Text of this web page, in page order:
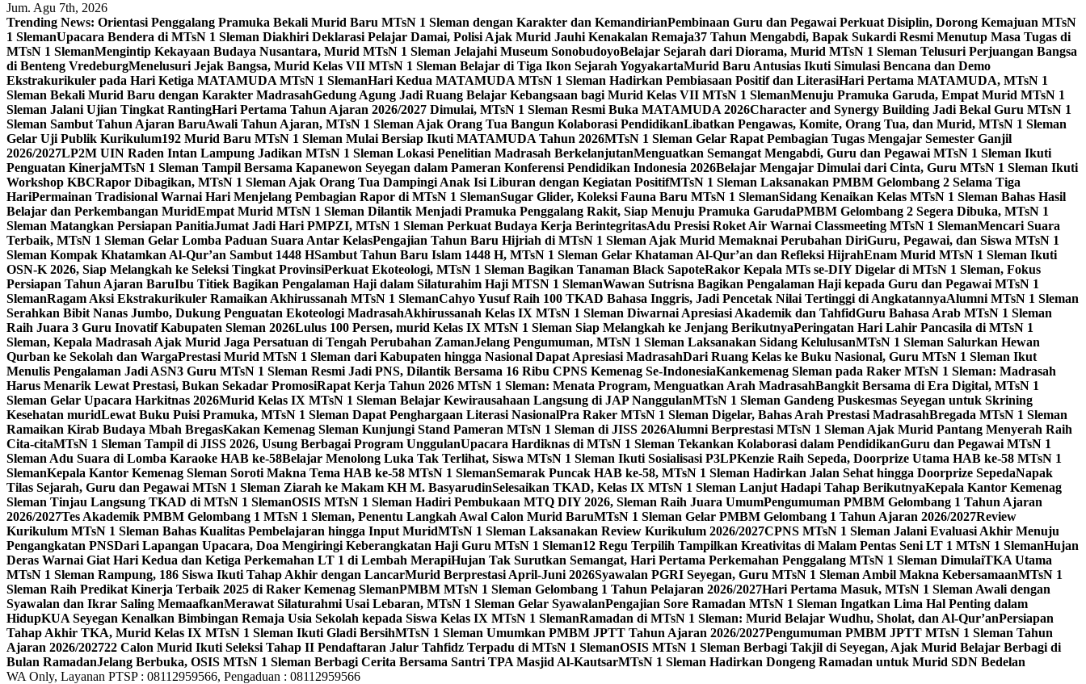
Jum. Agu 7th, 2026
Trending News: Orientasi Penggalang Pramuka Bekali Murid Baru MTsN 1 Sleman dengan Karakter dan KemandirianPembinaan Guru dan Pegawai Perkuat Disiplin, Dorong Kemajuan MTsN
1 SlemanUpacara Bendera di MTsN 1 Sleman Diakhiri Deklarasi Pelajar Damai, Polisi Ajak Murid Jauhi Kenakalan Remaja37 Tahun Mengabdi, Bapak Sukardi Resmi Menutup Masa Tugas di
MTsN 1 SlemanMengintip Kekayaan Budaya Nusantara, Murid MTsN 1 Sleman Jelajahi Museum SonobudoyoBelajar Sejarah dari Diorama, Murid MTsN 1 Sleman Telusuri Perjuangan Bangsa
di Benteng VredeburgMenelusuri Jejak Bangsa, Murid Kelas VII MTsN 1 Sleman Belajar di Tiga Ikon Sejarah YogyakartaMurid Baru Antusias Ikuti Simulasi Bencana dan Demo
Ekstrakurikuler pada Hari Ketiga MATAMUDA MTsN 1 SlemanHari Kedua MATAMUDA MTsN 1 Sleman Hadirkan Pembiasaan Positif dan LiterasiHari Pertama MATAMUDA, MTsN 1
Sleman Bekali Murid Baru dengan Karakter MadrasahGedung Agung Jadi Ruang Belajar Kebangsaan bagi Murid Kelas VII MTsN 1 SlemanMenuju Pramuka Garuda, Empat Murid MTsN 1
Sleman Jalani Ujian Tingkat RantingHari Pertama Tahun Ajaran 2026/2027 Dimulai, MTsN 1 Sleman Resmi Buka MATAMUDA 2026Character and Synergy Building Jadi Bekal Guru MTsN 1
Sleman Sambut Tahun Ajaran BaruAwali Tahun Ajaran, MTsN 1 Sleman Ajak Orang Tua Bangun Kolaborasi PendidikanLibatkan Pengawas, Komite, Orang Tua, dan Murid, MTsN 1 Sleman
Gelar Uji Publik Kurikulum192 Murid Baru MTsN 1 Sleman Mulai Bersiap Ikuti MATAMUDA Tahun 2026MTsN 1 Sleman Gelar Rapat Pembagian Tugas Mengajar Semester Ganjil
2026/2027LP2M UIN Raden Intan Lampung Jadikan MTsN 1 Sleman Lokasi Penelitian Madrasah BerkelanjutanMenguatkan Semangat Mengabdi, Guru dan Pegawai MTsN 1 Sleman Ikuti
Penguatan KinerjaMTsN 1 Sleman Tampil Bersama Kapanewon Seyegan dalam Pameran Konferensi Pendidikan Indonesia 2026Belajar Mengajar Dimulai dari Cinta, Guru MTsN 1 Sleman Ikuti
Workshop KBCRapor Dibagikan, MTsN 1 Sleman Ajak Orang Tua Dampingi Anak Isi Liburan dengan Kegiatan PositifMTsN 1 Sleman Laksanakan PMBM Gelombang 2 Selama Tiga
HariPermainan Tradisional Warnai Hari Menjelang Pembagian Rapor di MTsN 1 SlemanSugar Glider, Koleksi Fauna Baru MTsN 1 SlemanSidang Kenaikan Kelas MTsN 1 Sleman Bahas Hasil
Belajar dan Perkembangan MuridEmpat Murid MTsN 1 Sleman Dilantik Menjadi Pramuka Penggalang Rakit, Siap Menuju Pramuka GarudaPMBM Gelombang 2 Segera Dibuka, MTsN 1
Sleman Matangkan Persiapan PanitiaJumat Jadi Hari PMPZI, MTsN 1 Sleman Perkuat Budaya Kerja BerintegritasAdu Presisi Roket Air Warnai Classmeeting MTsN 1 SlemanMencari Suara
Terbaik, MTsN 1 Sleman Gelar Lomba Paduan Suara Antar KelasPengajian Tahun Baru Hijriah di MTsN 1 Sleman Ajak Murid Memaknai Perubahan DiriGuru, Pegawai, dan Siswa MTsN 1
Sleman Kompak Khatamkan Al-Qur’an Sambut 1448 HSambut Tahun Baru Islam 1448 H, MTsN 1 Sleman Gelar Khataman Al-Qur’an dan Refleksi HijrahEnam Murid MTsN 1 Sleman Ikuti
OSN-K 2026, Siap Melangkah ke Seleksi Tingkat ProvinsiPerkuat Ekoteologi, MTsN 1 Sleman Bagikan Tanaman Black SapoteRakor Kepala MTs se-DIY Digelar di MTsN 1 Sleman, Fokus
Persiapan Tahun Ajaran BaruIbu Titiek Bagikan Pengalaman Haji dalam Silaturahim Haji MTSN 1 SlemanWawan Sutrisna Bagikan Pengalaman Haji kepada Guru dan Pegawai MTsN 1
SlemanRagam Aksi Ekstrakurikuler Ramaikan Akhirussanah MTsN 1 SlemanCahyo Yusuf Raih 100 TKAD Bahasa Inggris, Jadi Pencetak Nilai Tertinggi di AngkatannyaAlumni MTsN 1 Sleman
Serahkan Bibit Nanas Jumbo, Dukung Penguatan Ekoteologi MadrasahAkhirussanah Kelas IX MTsN 1 Sleman Diwarnai Apresiasi Akademik dan TahfidGuru Bahasa Arab MTsN 1 Sleman
Raih Juara 3 Guru Inovatif Kabupaten Sleman 2026Lulus 100 Persen, murid Kelas IX MTsN 1 Sleman Siap Melangkah ke Jenjang BerikutnyaPeringatan Hari Lahir Pancasila di MTsN 1
Sleman, Kepala Madrasah Ajak Murid Jaga Persatuan di Tengah Perubahan ZamanJelang Pengumuman, MTsN 1 Sleman Laksanakan Sidang KelulusanMTsN 1 Sleman Salurkan Hewan
Qurban ke Sekolah dan WargaPrestasi Murid MTsN 1 Sleman dari Kabupaten hingga Nasional Dapat Apresiasi MadrasahDari Ruang Kelas ke Buku Nasional, Guru MTsN 1 Sleman Ikut
Menulis Pengalaman Jadi ASN3 Guru MTsN 1 Sleman Resmi Jadi PNS, Dilantik Bersama 16 Ribu CPNS Kemenag Se-IndonesiaKankemenag Sleman pada Raker MTsN 1 Sleman: Madrasah
Harus Menarik Lewat Prestasi, Bukan Sekadar PromosiRapat Kerja Tahun 2026 MTsN 1 Sleman: Menata Program, Menguatkan Arah MadrasahBangkit Bersama di Era Digital, MTsN 1
Sleman Gelar Upacara Harkitnas 2026Murid Kelas IX MTsN 1 Sleman Belajar Kewirausahaan Langsung di JAP NanggulanMTsN 1 Sleman Gandeng Puskesmas Seyegan untuk Skrining
Kesehatan muridLewat Buku Puisi Pramuka, MTsN 1 Sleman Dapat Penghargaan Literasi NasionalPra Raker MTsN 1 Sleman Digelar, Bahas Arah Prestasi MadrasahBregada MTsN 1 Sleman
Ramaikan Kirab Budaya Mbah BregasKakan Kemenag Sleman Kunjungi Stand Pameran MTsN 1 Sleman di JISS 2026Alumni Berprestasi MTsN 1 Sleman Ajak Murid Pantang Menyerah Raih
Cita-citaMTsN 1 Sleman Tampil di JISS 2026, Usung Berbagai Program UnggulanUpacara Hardiknas di MTsN 1 Sleman Tekankan Kolaborasi dalam PendidikanGuru dan Pegawai MTsN 1
Sleman Adu Suara di Lomba Karaoke HAB ke-58Belajar Menolong Luka Tak Terlihat, Siswa MTsN 1 Sleman Ikuti Sosialisasi P3LPKenzie Raih Sepeda, Doorprize Utama HAB ke-58 MTsN 1
SlemanKepala Kantor Kemenag Sleman Soroti Makna Tema HAB ke-58 MTsN 1 SlemanSemarak Puncak HAB ke-58, MTsN 1 Sleman Hadirkan Jalan Sehat hingga Doorprize SepedaNapak
Tilas Sejarah, Guru dan Pegawai MTsN 1 Sleman Ziarah ke Makam KH M. BasyarudinSelesaikan TKAD, Kelas IX MTsN 1 Sleman Lanjut Hadapi Tahap BerikutnyaKepala Kantor Kemenag
Sleman Tinjau Langsung TKAD di MTsN 1 SlemanOSIS MTsN 1 Sleman Hadiri Pembukaan MTQ DIY 2026, Sleman Raih Juara UmumPengumuman PMBM Gelombang 1 Tahun Ajaran
2026/2027Tes Akademik PMBM Gelombang 1 MTsN 1 Sleman, Penentu Langkah Awal Calon Murid BaruMTsN 1 Sleman Gelar PMBM Gelombang 1 Tahun Ajaran 2026/2027Review
Kurikulum MTsN 1 Sleman Bahas Kualitas Pembelajaran hingga Input MuridMTsN 1 Sleman Laksanakan Review Kurikulum 2026/2027CPNS MTsN 1 Sleman Jalani Evaluasi Akhir Menuju
Pengangkatan PNSDari Lapangan Upacara, Doa Mengiringi Keberangkatan Haji Guru MTsN 1 Sleman12 Regu Terpilih Tampilkan Kreativitas di Malam Pentas Seni LT 1 MTsN 1 SlemanHujan
Deras Warnai Giat Hari Kedua dan Ketiga Perkemahan LT 1 di Lembah MerapiHujan Tak Surutkan Semangat, Hari Pertama Perkemahan Penggalang MTsN 1 Sleman DimulaiTKA Utama
MTsN 1 Sleman Rampung, 186 Siswa Ikuti Tahap Akhir dengan LancarMurid Berprestasi April-Juni 2026Syawalan PGRI Seyegan, Guru MTsN 1 Sleman Ambil Makna KebersamaanMTsN 1
Sleman Raih Predikat Kinerja Terbaik 2025 di Raker Kemenag SlemanPMBM MTsN 1 Sleman Gelombang 1 Tahun Pelajaran 2026/2027Hari Pertama Masuk, MTsN 1 Sleman Awali dengan
Syawalan dan Ikrar Saling MemaafkanMerawat Silaturahmi Usai Lebaran, MTsN 1 Sleman Gelar SyawalanPengajian Sore Ramadan MTsN 1 Sleman Ingatkan Lima Hal Penting dalam
HidupKUA Seyegan Kenalkan Bimbingan Remaja Usia Sekolah kepada Siswa Kelas IX MTsN 1 SlemanRamadan di MTsN 1 Sleman: Murid Belajar Wudhu, Sholat, dan Al-Qur’anPersiapan
Tahap Akhir TKA, Murid Kelas IX MTsN 1 Sleman Ikuti Gladi BersihMTsN 1 Sleman Umumkan PMBM JPTT Tahun Ajaran 2026/2027Pengumuman PMBM JPTT MTsN 1 Sleman Tahun
Ajaran 2026/202722 Calon Murid Ikuti Seleksi Tahap II Pendaftaran Jalur Tahfidz Terpadu di MTsN 1 SlemanOSIS MTsN 1 Sleman Berbagi Takjil di Seyegan, Ajak Murid Belajar Berbagi di
Bulan RamadanJelang Berbuka, OSIS MTsN 1 Sleman Berbagi Cerita Bersama Santri TPA Masjid Al-KautsarMTsN 1 Sleman Hadirkan Dongeng Ramadan untuk Murid SDN Bedelan
WA Only, Layanan PTSP : 08112959566, Pengaduan : 08112959566